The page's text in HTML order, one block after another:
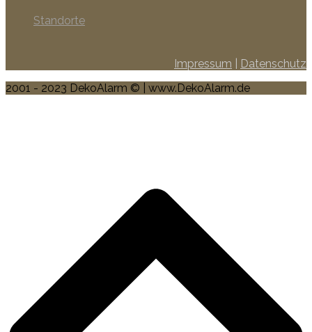
Standorte
Impressum
Datenschutz
2001 - 2023 DekoAlarm © | www.DekoAlarm.de